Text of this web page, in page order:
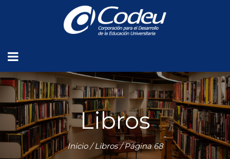
Libros
Inicio/Libros/ Página 68